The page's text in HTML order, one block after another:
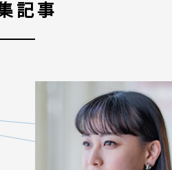
記事